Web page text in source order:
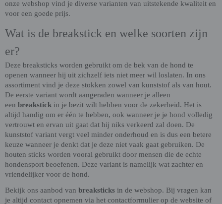
onze webshop vind je diverse varianten van uitstekende kwaliteit en
voor een goede prijs.
Wat is de breakstick en welke soorten zijn
er?
Deze breaksticks worden gebruikt om de bek van de hond te
openen wanneer hij uit zichzelf iets niet meer wil loslaten. In ons
assortiment vind je deze stokken zowel van kunststof als van hout.
De eerste variant wordt aangeraden wanneer je alleen
een breakstick in je bezit wilt hebben voor de zekerheid. Het is
altijd handig om er één te hebben, ook wanneer je je hond volledig
vertrouwt en ervan uit gaat dat hij niks verkeerd zal doen. De
kunststof variant vergt veel minder onderhoud en is dus een betere
keuze wanneer je denkt dat je deze niet vaak gaat gebruiken. De
houten sticks worden vooral gebruikt door mensen die de echte
hondensport beoefenen. Deze variant is namelijk wat zachter en
vriendelijker voor de hond.
Bekijk ons aanbod van breaksticks in de webshop. Bij vragen kan
je altijd contact opnemen via het contactformulier op de website of